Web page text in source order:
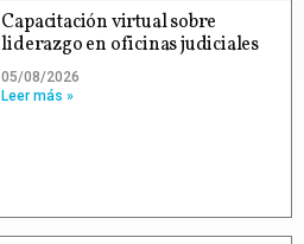
Capacitación virtual sobre
liderazgo en oficinas judiciales
05/08/2026
Leer más »